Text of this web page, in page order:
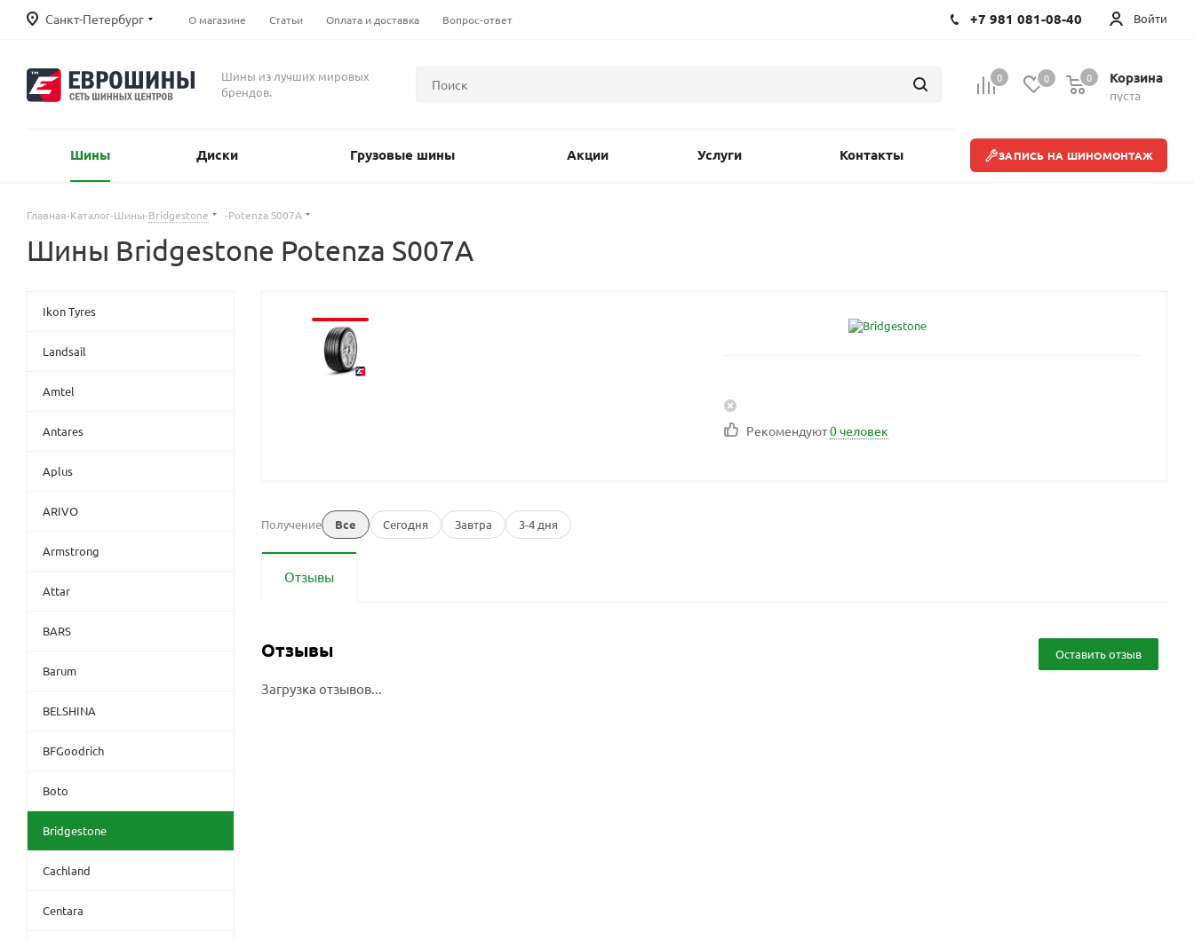
Санкт-Петербург О магазине Статьи Оплата и доставка Вопрос-ответ Войти
+7 981 081-08-40
Шины из лучших мировых
брендов.
0 0 Корзина
пуста
0
Шины Диски Грузовые шины Акции Услуги Контакты ЗАПИСЬ НА ШИНОМОНТАЖ
Главная-Каталог-Шины-Bridgestone -Potenza S007A
Шины Bridgestone Potenza S007A
Рекомендуют0 человек
Получение Все Сегодня Завтра 3-4 дня
Отзывы
Отзывы Оставить отзыв
Загрузка отзывов...
Ikon Tyres
Landsail
Amtel
Antares
Aplus
ARIVO
Armstrong
Attar
BARS
Barum
BELSHINA
BFGoodrich
Boto
Bridgestone
Cachland
Centara